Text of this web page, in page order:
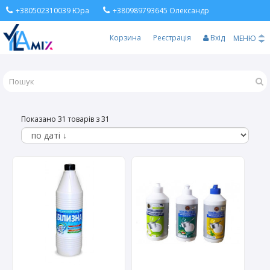
+380502310039 Юра +380989793645 Олександр
Корзина Реєстрація Вхід МЕНЮ
Показано 31 товарів з 31